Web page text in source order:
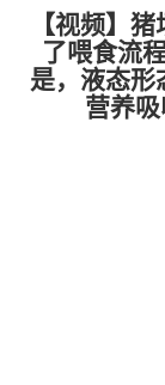
【视频】
了喂食流
是，液态形
营养